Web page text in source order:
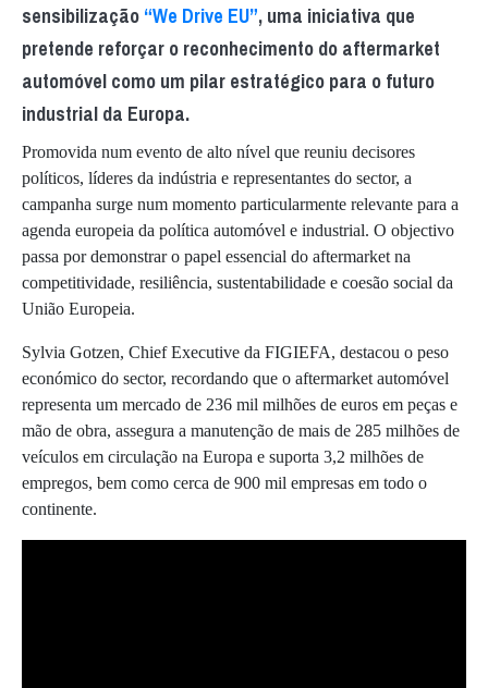
sensibilização “We Drive EU”, uma iniciativa que
pretende reforçar o reconhecimento do aftermarket
automóvel como um pilar estratégico para o futuro
industrial da Europa.
Promovida num evento de alto nível que reuniu decisores
políticos, líderes da indústria e representantes do sector, a
campanha surge num momento particularmente relevante para a
agenda europeia da política automóvel e industrial. O objectivo
passa por demonstrar o papel essencial do aftermarket na
competitividade, resiliência, sustentabilidade e coesão social da
União Europeia.
Sylvia Gotzen, Chief Executive da FIGIEFA, destacou o peso
económico do sector, recordando que o aftermarket automóvel
representa um mercado de 236 mil milhões de euros em peças e
mão de obra, assegura a manutenção de mais de 285 milhões de
veículos em circulação na Europa e suporta 3,2 milhões de
empregos, bem como cerca de 900 mil empresas em todo o
continente.